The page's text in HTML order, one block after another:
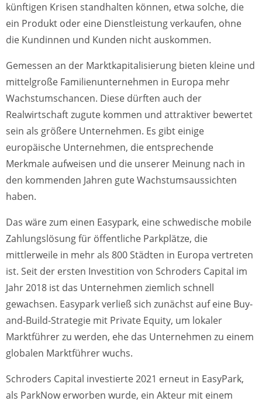
künftigen Krisen standhalten können, etwa solche, die
ein Produkt oder eine Dienstleistung verkaufen, ohne
die Kundinnen und Kunden nicht auskommen.
Gemessen an der Marktkapitalisierung bieten kleine und
mittelgroße Familienunternehmen in Europa mehr
Wachstumschancen. Diese dürften auch der
Realwirtschaft zugute kommen und attraktiver bewertet
sein als größere Unternehmen. Es gibt einige
europäische Unternehmen, die entsprechende
Merkmale aufweisen und die unserer Meinung nach in
den kommenden Jahren gute Wachstumsaussichten
haben.
Das wäre zum einen Easypark, eine schwedische mobile
Zahlungslösung für öffentliche Parkplätze, die
mittlerweile in mehr als 800 Städten in Europa vertreten
ist. Seit der ersten Investition von Schroders Capital im
Jahr 2018 ist das Unternehmen ziemlich schnell
gewachsen. Easypark verließ sich zunächst auf eine Buy-
and-Build-Strategie mit Private Equity, um lokaler
Marktführer zu werden, ehe das Unternehmen zu einem
globalen Marktführer wuchs.
Schroders Capital investierte 2021 erneut in EasyPark,
als ParkNow erworben wurde, ein Akteur mit einem